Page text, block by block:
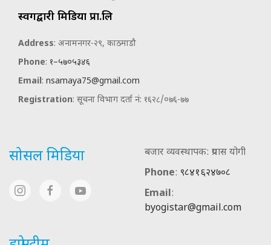
स्वर्गद्वारी मिडिया प्रा.लि
Address: अनामनगर-२९, काठमाडौ
Phone: १–५७०५३४६
Email: nsamaya75@gmail.com
Registration: सूचना विभाग दर्ता नं: १६२८/०७६-७७
सोसल मिडिया
बजार व्यवस्थापक: प्रयास योगी
Phone: ९८४१६२४७०८
Email:
byogistar@gmail.com